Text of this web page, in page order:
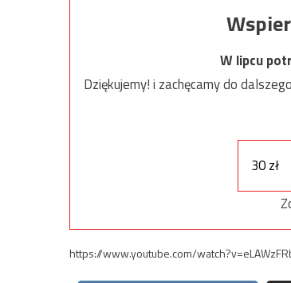
W lipcu
Dziękujemy! i zachęcamy do
30 zł
https://www.youtube.com/